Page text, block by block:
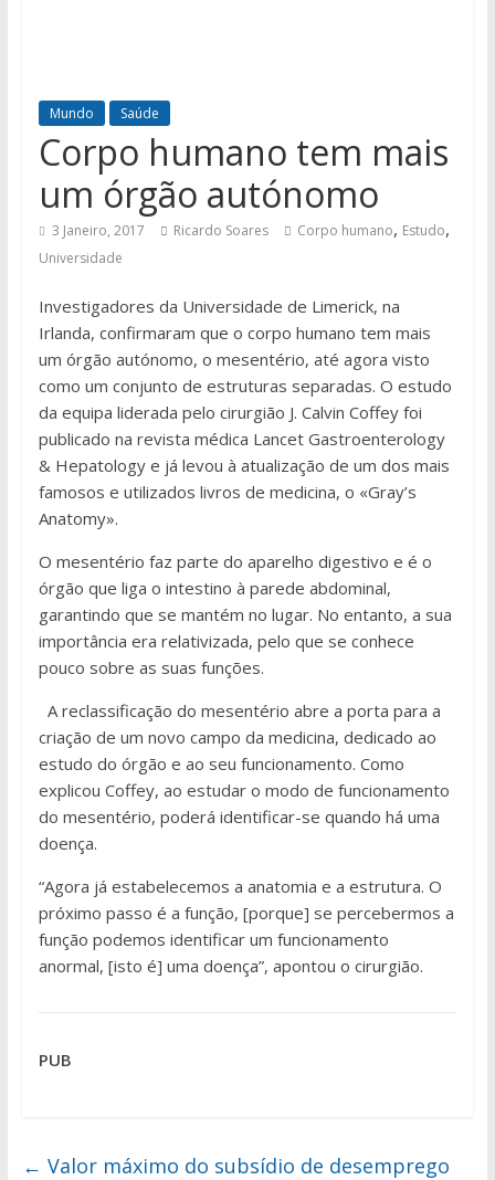
Mundo Saúde
Corpo humano tem mais
um órgão autónomo
3 Janeiro, 2017 Ricardo Soares Corpo humano, Estudo,
Universidade
Investigadores da Universidade de Limerick, na
Irlanda, confirmaram que o corpo humano tem mais
um órgão autónomo, o mesentério, até agora visto
como um conjunto de estruturas separadas. O estudo
da equipa liderada pelo cirurgião J. Calvin Coffey foi
publicado na revista médica Lancet Gastroenterology
& Hepatology e já levou à atualização de um dos mais
famosos e utilizados livros de medicina, o «Gray’s
Anatomy».
O mesentério faz parte do aparelho digestivo e é o
órgão que liga o intestino à parede abdominal,
garantindo que se mantém no lugar. No entanto, a sua
importância era relativizada, pelo que se conhece
pouco sobre as suas funções.
A reclassificação do mesentério abre a porta para a
criação de um novo campo da medicina, dedicado ao
estudo do órgão e ao seu funcionamento. Como
explicou Coffey, ao estudar o modo de funcionamento
do mesentério, poderá identificar-se quando há uma
doença.
“Agora já estabelecemos a anatomia e a estrutura. O
próximo passo é a função, [porque] se percebermos a
função podemos identificar um funcionamento
anormal, [isto é] uma doença”, apontou o cirurgião.
PUB
← Valor máximo do subsídio de desemprego